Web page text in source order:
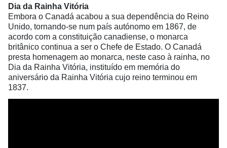
Dia da Rainha Vitória
Embora o Canadá acabou a sua dependência do Reino
Unido, tornando-se num país autónomo em 1867, de
acordo com a constituição canadiense, o monarca
britânico continua a ser o Chefe de Estado. O Canadá
presta homenagem ao monarca, neste caso à rainha, no
Dia da Rainha Vitória, instituído em memória do
aniversário da Rainha Vitória cujo reino terminou em
1837.